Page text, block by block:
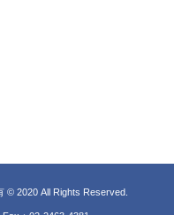
© 2020 All Rights Reserved.